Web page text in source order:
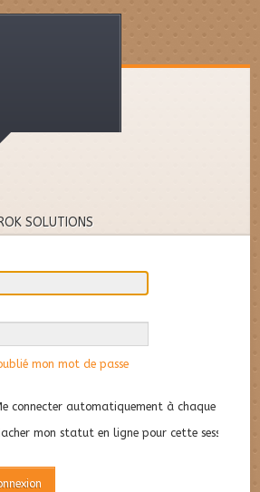
SOLUTIONS
mon mot de passe
connecter automatiquement à chaque visite
mon statut en ligne pour cette session